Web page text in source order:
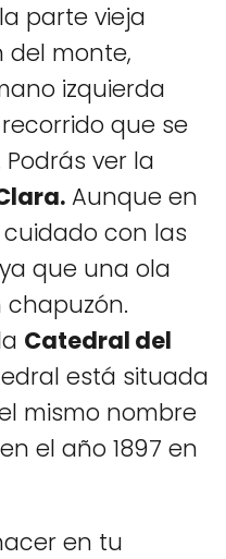
parte vieja
del monte,
izquierda
que se
ver la
Aunque en
con las
que una ola
Catedral del
está situada
mismo nombre
el año 1897 en
en tu